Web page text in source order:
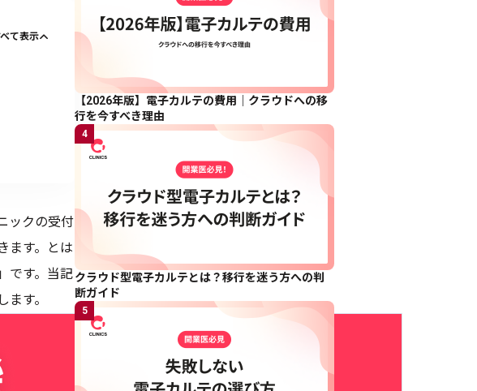
て表示
ックの受付
ます。とは
です。当記
す。
【2026年版】電子カルテの費用｜クラウドへの移
行を今すべき理由
4
クラウド型電子カルテとは？移行を迷う方への判
断ガイド
5